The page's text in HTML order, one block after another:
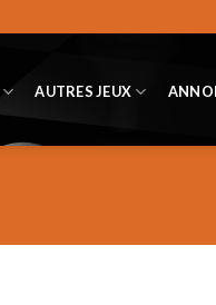
AUTRES JEUX